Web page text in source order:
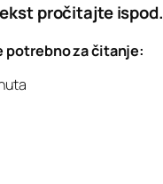
pročitajte ispod.
potrebno za čitanje: